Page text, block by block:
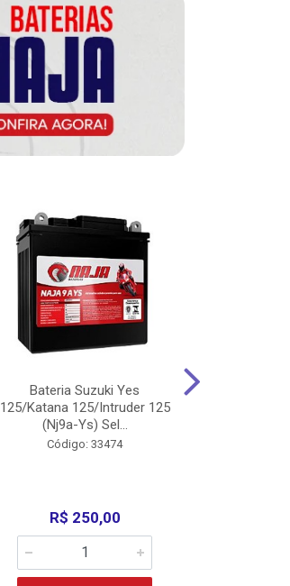
Bateria Suzuki Yes
125/Katana 125/Intruder 125
(Nj9a-Ys) Sel...
Código: 33474
R$ 250,00